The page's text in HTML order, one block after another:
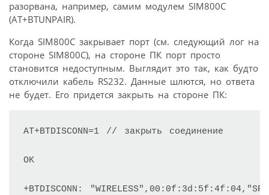
разорвана, например, самим модулем SIM800С
(AT+BTUNPAIR).
Когда SIM800С закрывает порт (см. следующий лог на
стороне SIM800С), на стороне ПК порт просто
становится недоступным. Выглядит это так, как будто
отключили кабель RS232. Данные шлются, но ответа
не будет. Его придется закрыть на стороне ПК:
AT+BTDISCONN=1 // закрыть соединение
OK
+BTDISCONN: